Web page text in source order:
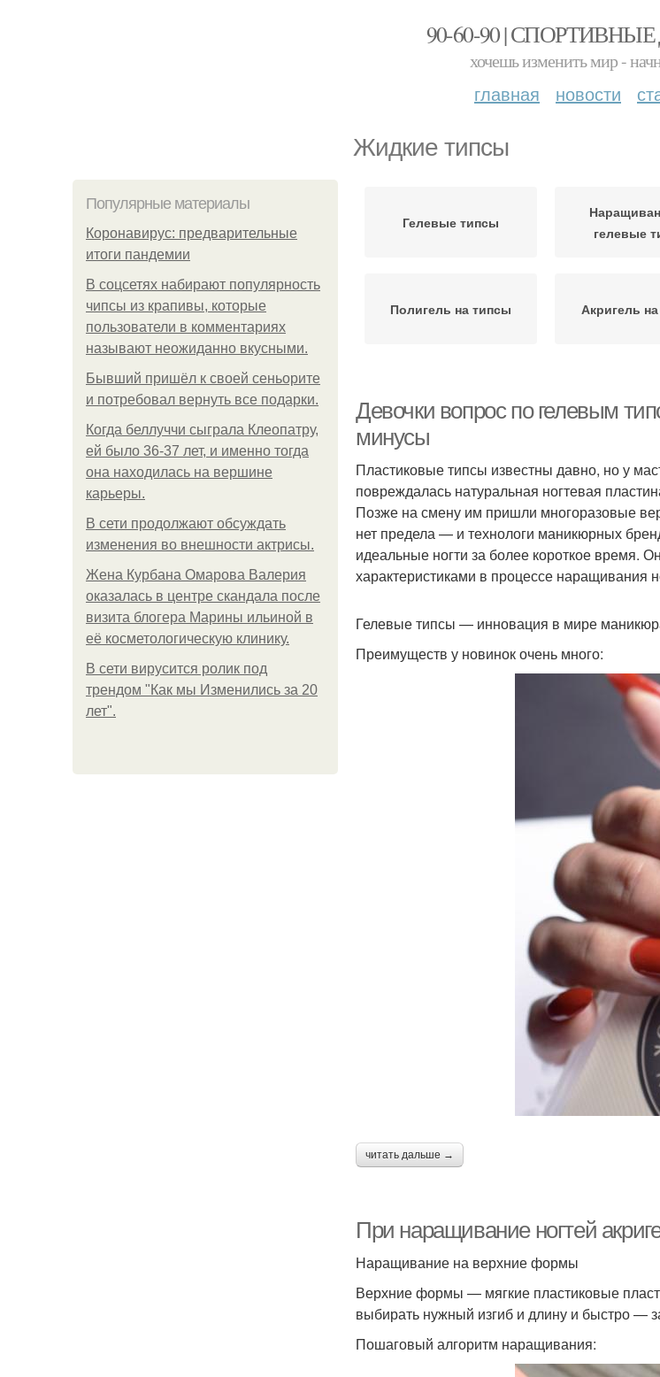
90-60-90 |
хочешь изменить мир -
главная новости
Жидкие типсы
Популярные материалы
Коронавирус: предварительные
итоги пандемии
В соцсетях набирают популярность
чипсы из крапивы, которые
пользователи в комментариях
называют неожиданно вкусными.
Бывший пришёл к своей сеньорите
и потребовал вернуть все подарки.
Когда беллуччи сыграла Клеопатру,
ей было 36-37 лет, и именно тогда
она находилась на вершине
карьеры.
В сети продолжают обсуждать
изменения во внешности актрисы.
Жена Курбана Омарова Валерия
оказалась в центре скандала после
визита блогера Марины ильиной в
её косметологическую клинику.
В сети вирусится ролик под
трендом "Как мы Изменились за 20
лет".
Гелевые типсы
гелевые
Полигель на типсы Акригель
Девочки вопрос по гелевым
минусы
Пластиковые типсы известны давно, но у
повреждалась натуральная ногтевая
Позже на смену им пришли многоразовые
нет предела — и технологи маникюрных
идеальные ногти за более короткое время.
характеристиками в процессе наращивания
Гелевые типсы — инновация в мире
Преимуществ у новинок очень много:
читать дальше →
При наращивание ногтей
Наращивание на верхние формы
Верхние формы — мягкие пластиковые
выбирать нужный изгиб и длину и быстро —
Пошаговый алгоритм наращивания: